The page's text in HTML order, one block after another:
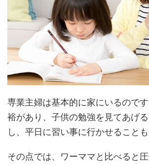
専業主婦は基本的に家にいるので
裕があり、子供の勉強を見てあげ
し、平日に習い事に行かせることも
その点では、ワーママと比べると